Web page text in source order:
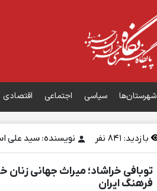
شهرستان‌ها سیاسی اجتماعی اقتصادی
بازدید: نفر نویسنده: سید علی
توبافی خراشاد؛ میراث جهانی زنان
فرهنگ ایران